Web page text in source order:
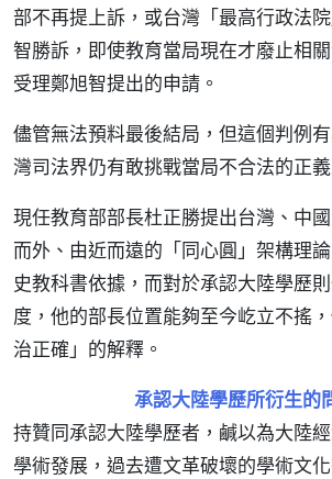
部不再提上訴，或台灣「最高行政法
智勝訴，即使教育當局現在才廢止相
受理鄭旭智提出的申請。
儘管無法預料最後結局，但這個判例
灣司法界仍有敢挑戰當局不合法的正義
現任教育部部長杜正勝提出台灣、中
而外、由近而遠的「同心圓」架構理
史教科書依據，而對於承認大陸學歷
度，他的部長位置能夠至今屹立不搖
治正確」的解釋。
承認大陸學歷所衍生的
持贊同承認大陸學歷者，鹹以為大陸
學術發展，過去遭文革破壞的學術文